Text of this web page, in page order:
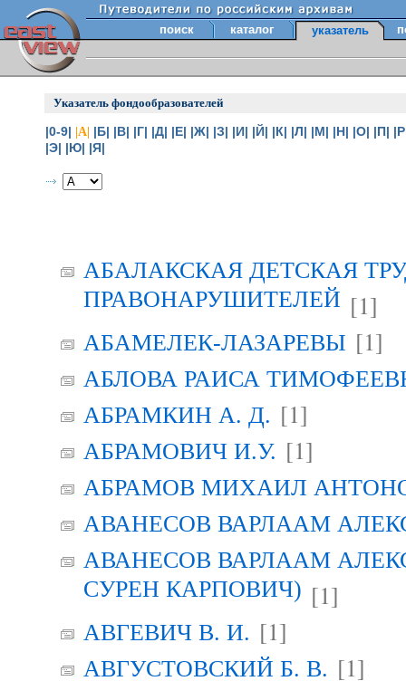
поиск каталог указатель
Указатель фондообразователей
|0-9| |А| |Б| |В| |Г| |Д| |Е| |Ж| |З| |И| |Й| |К| |Л| |М| |Н| |О| |П|
|Э| |Ю| |Я|
АБАЛАКСКАЯ ДЕТСКАЯ
ПРАВОНАРУШИТЕЛЕЙ [1]
АБАМЕЛЕК-ЛАЗАРЕВЫ [1]
АБЛОВА РАИСА
АБРАМКИН А. Д. [1]
АБРАМОВИЧ И.У. [1]
АБРАМОВ МИХАИЛ
АВАНЕСОВ ВАРЛААМ
АВАНЕСОВ ВАРЛААМ
СУРЕН КАРПОВИЧ) [1]
АВГЕВИЧ В. И. [1]
АВГУСТОВСКИЙ Б. В. [1]